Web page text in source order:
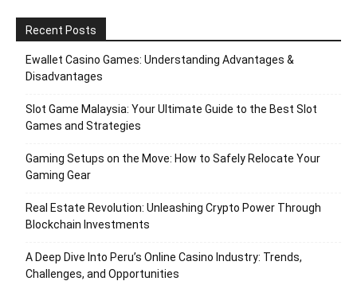
Recent Posts
Ewallet Casino Games: Understanding Advantages &
Disadvantages
Slot Game Malaysia: Your Ultimate Guide to the Best Slot
Games and Strategies
Gaming Setups on the Move: How to Safely Relocate Your
Gaming Gear
Real Estate Revolution: Unleashing Crypto Power Through
Blockchain Investments
A Deep Dive Into Peru’s Online Casino Industry: Trends,
Challenges, and Opportunities